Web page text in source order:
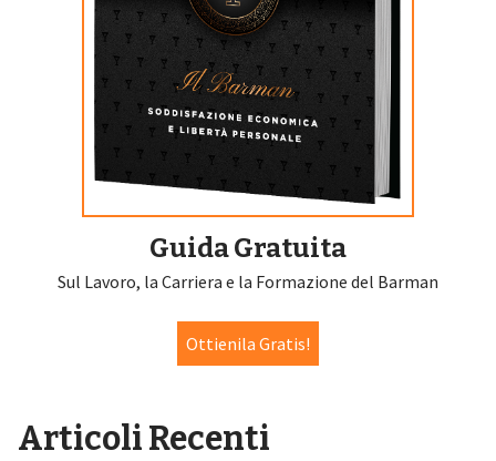
Guida Gratuita
Sul Lavoro, la Carriera e la Formazione del Barman
Ottienila Gratis!
Articoli Recenti